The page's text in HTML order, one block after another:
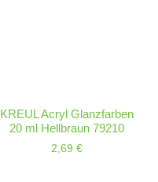
KREUL Acryl Glanzfarben
20 ml Hellbraun 79210
2,69€